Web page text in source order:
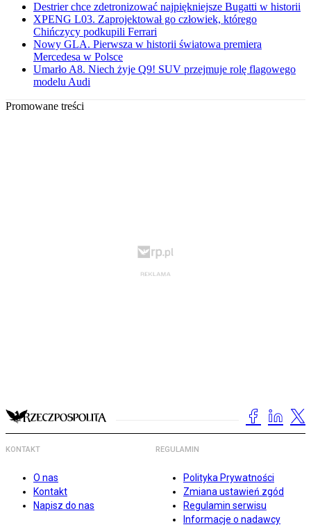
Destrier chce zdetronizować najpiękniejsze Bugatti w historii
XPENG L03. Zaprojektował go człowiek, którego
Chińczycy podkupili Ferrari
Nowy GLA. Pierwsza w historii światowa premiera
Mercedesa w Polsce
Umarło A8. Niech żyje Q9! SUV przejmuje rolę flagowego
modelu Audi
Promowane treści
KONTAKT
O nas
Kontakt
Napisz do nas
REGULAMIN
Polityka Prywatności
Zmiana ustawień zgód
Regulamin serwisu
Informacje o nadawcy